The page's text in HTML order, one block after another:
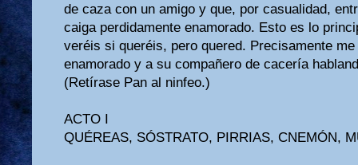
de caza con un amigo y que, por casualidad,
caiga perdidamente enamorado. Esto es lo
veréis si queréis, pero quered. Precisamente
enamorado y a su compañero de cacería
(Retírase Pan al ninfeo.)
ACTO I
QUÉREAS, SÓSTRATO, PIRRIAS, CNEMÓN,